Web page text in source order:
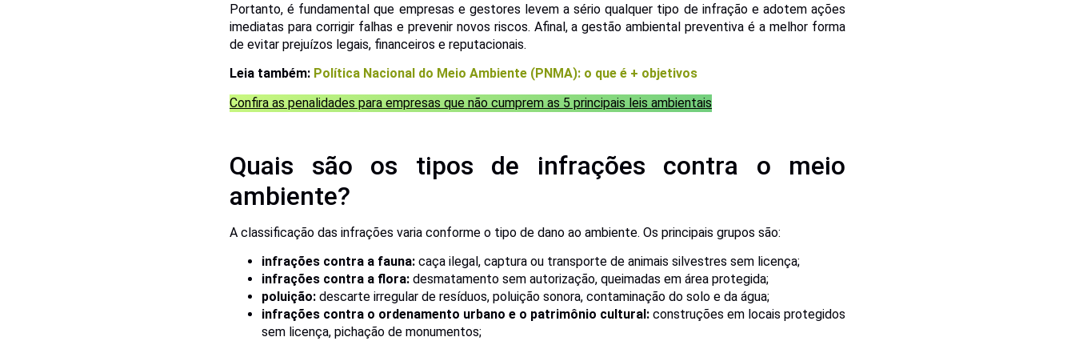
Portanto, é fundamental que empresas e gestores levem a sério qualquer tipo de infração e adotem ações
imediatas para corrigir falhas e prevenir novos riscos. Afinal, a gestão ambiental preventiva é a melhor forma
de evitar prejuízos legais, financeiros e reputacionais.
Leia também: Política Nacional do Meio Ambiente (PNMA): o que é + objetivos
Confira as penalidades para empresas que não cumprem as 5 principais leis ambientais
Quais são os tipos de infrações contra o meio
ambiente?
A classificação das infrações varia conforme o tipo de dano ao ambiente. Os principais grupos são:
infrações contra a fauna: caça ilegal, captura ou transporte de animais silvestres sem licença;
infrações contra a flora: desmatamento sem autorização, queimadas em área protegida;
poluição: descarte irregular de resíduos, poluição sonora, contaminação do solo e da água;
infrações contra o ordenamento urbano e o patrimônio cultural: construções em locais protegidos
sem licença, pichação de monumentos;